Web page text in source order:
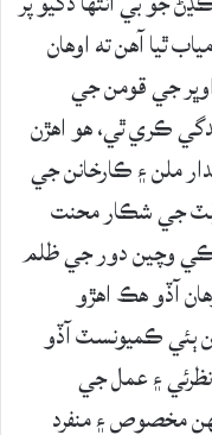
ٿيا آهن ته اوهان
جي قومن جي
ڪري ٿي، هو اهڙن
ملن ۽ ڪارخانن جي
جي شڪار محنت
وچين دور جي ظلم
آڏو هڪ اهڙو
ٻئي ڪميونسٽ آڏو
۽ عمل جي
مخصوص ۽ منفرد